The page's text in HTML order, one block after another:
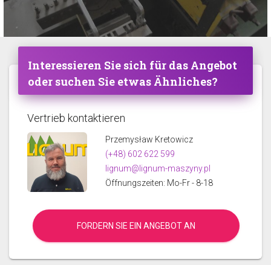
Interessieren Sie sich für das Angebot
oder suchen Sie etwas Ähnliches?
Vertrieb kontaktieren
Przemysław Kretowicz
(+48) 602 622 599
lignum@lignum-maszyny.pl
Öffnungszeiten: Mo-Fr - 8-18
FORDERN SIE EIN ANGEBOT AN